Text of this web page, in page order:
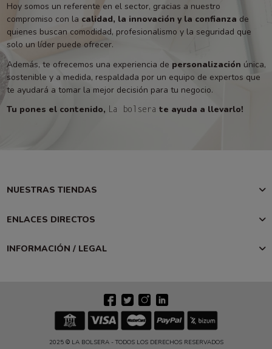
Hoy somos un referente en el sector, gracias a nuestro
compromiso con la calidad, la innovación y la confianza de
quienes buscan comodidad, profesionalismo y la seguridad que
solo un líder puede ofrecer.
Además, te ofrecemos una experiencia de personalización única,
sostenible y a medida, respaldada por un equipo de expertos que
te ayudará a tomar la mejor decisión para tu negocio.
Tu pones el contenido, La bolsera te ayuda a llevarlo!
NUESTRAS TIENDAS
ENLACES DIRECTOS
INFORMACIÓN / LEGAL
2025 © LA BOLSERA - TODOS LOS DERECHOS RESERVADOS